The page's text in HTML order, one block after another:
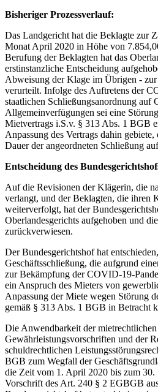
Bisheriger Prozessverlauf:
Das Landgericht hat die Beklagte zur
Monat April 2020 in Höhe von
Berufung der Beklagten hat das
erstinstanzliche Entscheidung
Abweisung der Klage im Übrigen -
verurteilt. Infolge des Auftretens der
staatlichen Schließungsanordnung auf
Allgemeinverfügungen sei eine
Mietvertrags i.S.v. § 313 Abs. 1 BGB
Anpassung des Vertrags dahin
Dauer der angeordneten Schließung
Entscheidung des
Auf die Revisionen der Klägerin, die
verlangt, und der Beklagten, die ihren
weiterverfolgt, hat der
Oberlandesgerichts aufgehoben und
zurückverwiesen.
Der Bundesgerichtshof hat
Geschäftsschließung, die aufgrund
zur Bekämpfung der COVID-19-
ein Anspruch des Mieters von
Anpassung der Miete wegen Störung
gemäß § 313 Abs. 1 BGB in Betracht
Die Anwendbarkeit der mietrechtlichen
Gewährleistungsvorschriften und der
schuldrechtlichen
BGB zum Wegfall der
die Zeit vom 1. April 2020 bis zum 30.
Vorschrift des Art. 240 § 2 EGBGB